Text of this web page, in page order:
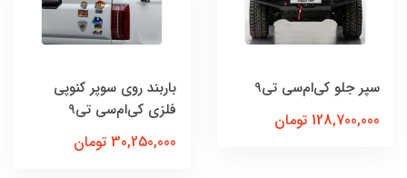
سپر جلو کی‌ام‌سی تی9
128,700,000 تومان
باربند روی سوپر کنوپی
فلزی کی‌ام‌سی تی9
30,250,000 تومان